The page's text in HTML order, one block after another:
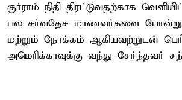
குர்ராம் நிதி திரட்டுவதற்காக
பல சர்வதேச மாணவர்களை போன்று
மற்றும் நோக்கம் ஆகியவற்றுடன்
அமெரிக்காவுக்கு வந்து சேர்ந்தவர்